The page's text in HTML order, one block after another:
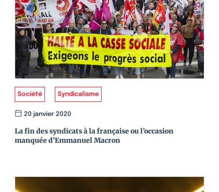
Société Syndicalisme
20 janvier 2020
La fin des syndicats à la française ou l’occasion
manquée d’Emmanuel Macron